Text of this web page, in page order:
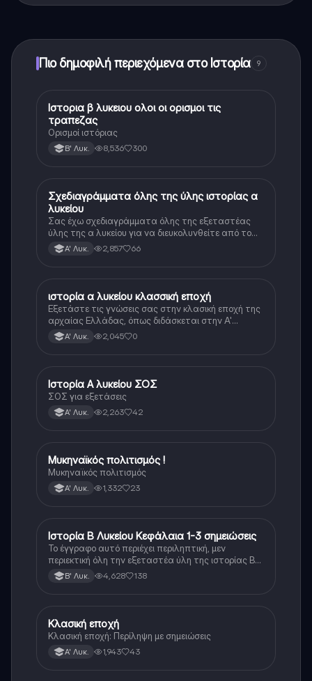
Πιο δημοφιλή περιεχόμενα στο Ιστορία 9
Ιστορία
Ιστορια β λυκειου ολοι οι ορισμοι τις
τραπεζας
Ορισμοί ιστόριας
Β' Λυκ. 8,536 300
Ιστορία
Σχεδιαγράμματα όλης της ύλης ιστορίας α
λυκείου
Σας έχω σχεδιαγράμματα όλης της εξεταστέας
ύλης της α λυκείου για να διευκολυνθείτε από το
τεράστιο βάρος του βιβλίου
Α' Λυκ. 2,857 66
Ιστορία
ιστορία α λυκείου κλασσική εποχή
Εξετάστε τις γνώσεις σας στην κλασική εποχή της
αρχαίας Ελλάδας, όπως διδάσκεται στην Α'
Λυκείου.Α' Λυκ. 2,045 0
Ιστορία
Ιστορία Α λυκείου ΣΟΣ
ΣΟΣ για εξετάσεις
Α' Λυκ. 2,263 42
Ιστορία
Μυκηναϊκός πολιτισμός !
Μυκηναϊκός πολιτισμός
Α' Λυκ. 1,332 23
Ιστορία
Ιστορία Β Λυκείου Κεφάλαια 1-3 σημειώσεις
Το έγγραφο αυτό περιέχει περιληπτική, μεν
περιεκτική όλη την εξεταστέα ύλη της ιστορίας Β
λυκείου για τα πρώτα 3 Κεφάλαια, δηλαδή την
μισή ύλη. Το έγγραφο έχει γραφτεί με προσοχή και
Β' Λυκ. 4,628 138
Ιστορία
Κλασική εποχή
Κλασική εποχή: Περίληψη με σημειώσεις
Α' Λυκ. 1,943 43